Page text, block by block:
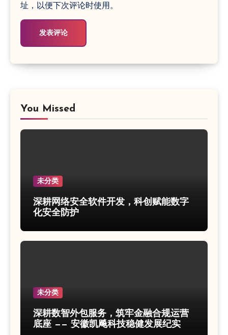
址，以便下次评论时使用。
You Missed
未分类
深耕网络安全软件开发，科创赋能数字
化安全防护
未分类
深耕数智外包服务，筑牢金融合规运营
底座 —— 安徽凯飚科技稳健发展纪实